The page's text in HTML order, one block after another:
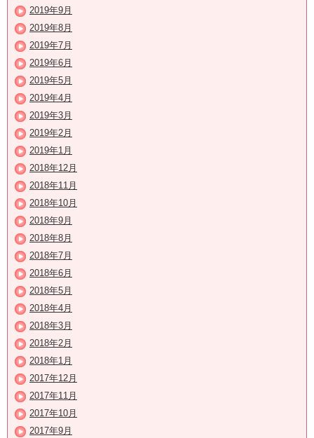
2019年9月
2019年8月
2019年7月
2019年6月
2019年5月
2019年4月
2019年3月
2019年2月
2019年1月
2018年12月
2018年11月
2018年10月
2018年9月
2018年8月
2018年7月
2018年6月
2018年5月
2018年4月
2018年3月
2018年2月
2018年1月
2017年12月
2017年11月
2017年10月
2017年9月